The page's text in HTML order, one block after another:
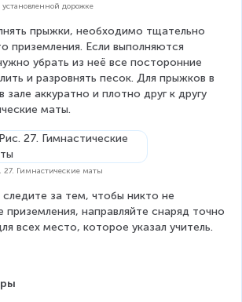
установленной дорожке
прыжки, необходимо тщательно
приземления. Если выполняются
убрать из неё все посторонние
и разровнять песок. Для прыжков в
зале аккуратно и плотно друг к другу
маты.
27. Гимнастические маты
за тем, чтобы никто не
приземления, направляйте снаряд точно
всех место, которое указал учитель.